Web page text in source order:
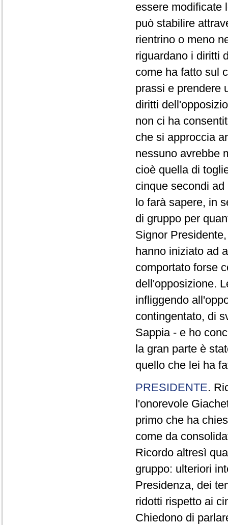
essere modificate
può stabilire
rientrino o meno
riguardano i diritti
come ha fatto sul
prassi e prendere
diritti
non ci ha
che si approccia
nessuno avrebbe
cioè quella di
cinque secondi
lo farà sapere, in
di gruppo per
Signor
hanno iniziato ad
comportato forse
dell'opposizione.
infliggendo
contingentato, di
Sappia - e ho
la gran parte è
quello che lei ha
PRESIDENTE.
l'onorevole
primo che ha
come da
Ricordo altresì
gruppo: ulteriori
Presidenza, dei
ridotti rispetto ai
Chiedono di